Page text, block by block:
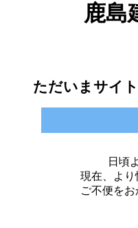
鹿島
ただいまサイ
日頃
現在、よ
ご不便を